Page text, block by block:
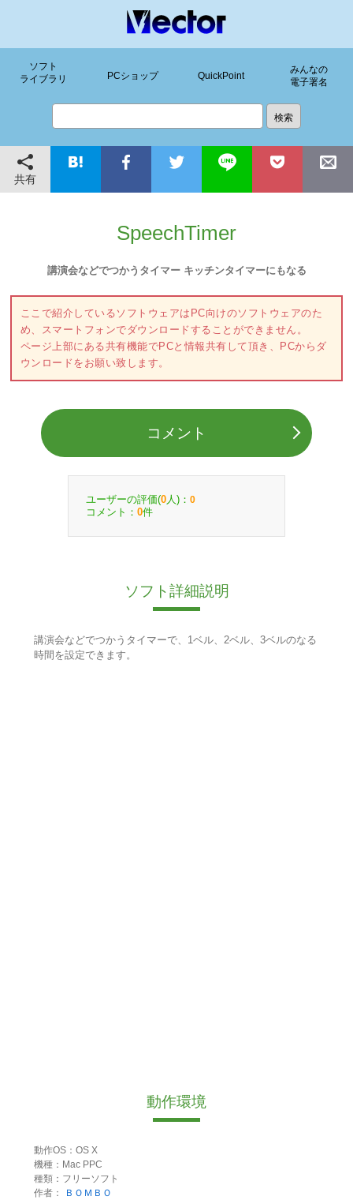
ソフト
ライブラリ
PCショップ QuickPoint
みんなの
電子署名
共有
SpeechTimer
講演会などでつかうタイマー キッチンタイマーにもなる
ここで紹介しているソフトウェアはPC向けのソフトウェアのた
め、スマートフォンでダウンロードすることができません。
ページ上部にある共有機能でPCと情報共有して頂き、PCからダ
ウンロードをお願い致します。
コメント
ユーザーの評価(0 人)： 0
コメント： 0件
ソフト詳細説明
講演会などでつかうタイマーで、1ベル、2ベル、3ベルのなる
時間を設定できます。
動作環境
動作OS：OS X
機種：Mac PPC
種類：フリーソフト
作者：
ＢＯＭＢＯ